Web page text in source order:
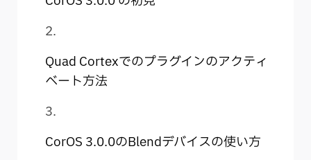
Quad Cortexでのプラグインのアクティ
ベート方法
CorOS 3.0.0のBlendデバイスの使い方